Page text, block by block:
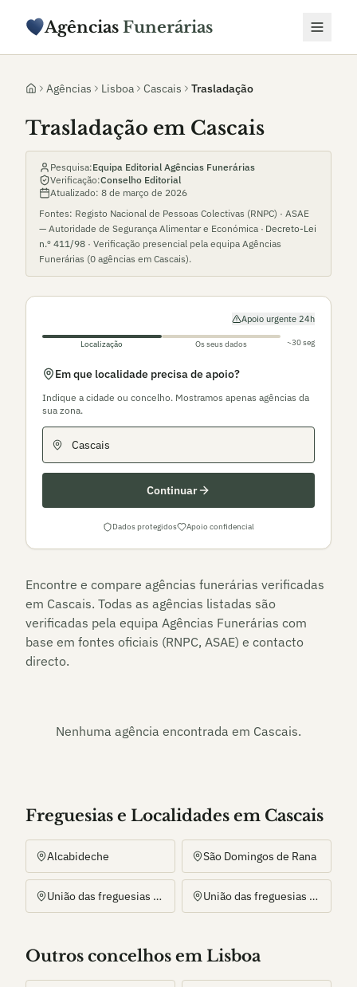
Agências Funerárias
Agências Lisboa Cascais Trasladação
Trasladação em Cascais
Pesquisa:Equipa Editorial Agências Funerárias
Verificação:Conselho Editorial
Atualizado: 8 de março de 2026
Fontes: Registo Nacional de Pessoas Colectivas (RNPC) · ASAE
— Autoridade de Segurança Alimentar e Económica · Decreto-Lei
n.º 411/98 · Verificação presencial pela equipa Agências
Funerárias (0 agências em Cascais).
Apoio urgente 24h
Localização Os seus dados ~30 seg
Em que localidade precisa de apoio?
Indique a cidade ou concelho. Mostramos apenas agências da
sua zona.
Continuar
Dados protegidos Apoio confidencial
Encontre e compare agências funerárias verificadas
em Cascais. Todas as agências listadas são
verificadas pela equipa Agências Funerárias com
base em fontes oficiais (RNPC, ASAE) e contacto
directo.
Nenhuma agência encontrada em Cascais.
Freguesias e Localidades em Cascais
Alcabideche São Domingos de Rana
União das freguesias de Carcavelos e Parede União das freguesias de Cascais e Estoril
Outros concelhos em Lisboa